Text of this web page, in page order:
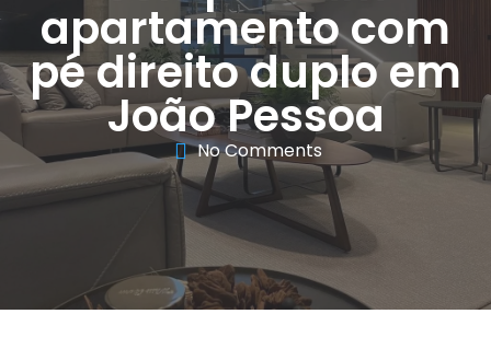
apartamento com
pé direito duplo em
João Pessoa
No Comments